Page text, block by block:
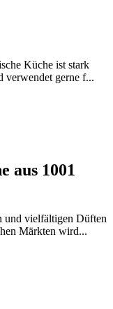
Küche ist stark
verwendet gerne f...
aus 1001
und vielfältigen Düften
Märkten wird...